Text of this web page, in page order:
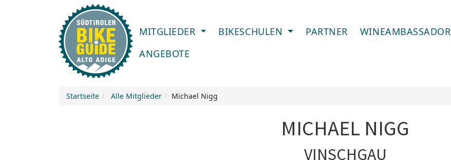
MITGLIEDER BIKESCHULEN PARTNER WINEAMBASSADOR
ANGEBOTE
Startseite Alle Mitglieder Michael Nigg
MICHAEL NIGG
VINSCHGAU